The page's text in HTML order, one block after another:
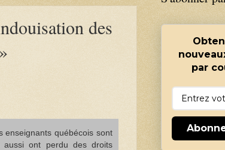
des
enseignants québécois sont
aussi ont perdu des droits
par